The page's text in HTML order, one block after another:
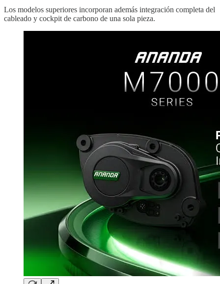
Los modelos superiores incorporan además integración completa del
cableado y cockpit de carbono de una sola pieza.